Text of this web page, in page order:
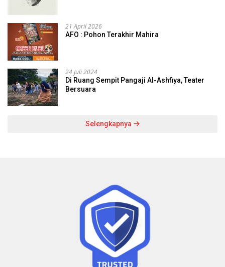
21 April 2026
AFO : Pohon Terakhir Mahira
24 Juli 2024
Di Ruang Sempit Pangaji Al-Ashfiya, Teater
Bersuara
Selengkapnya